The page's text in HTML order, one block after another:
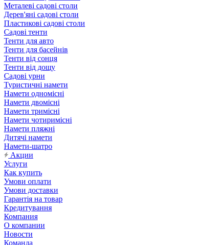
Металеві садові столи
Дерев'яні садові столи
Пластикові садові столи
Садові тенти
Тенти для авто
Тенти для басейнів
Тенти від сонця
Тенти від дощу
Садові урни
Туристичні намети
Намети одномісні
Намети двомісні
Намети тримісні
Намети чотиримісні
Намети пляжні
Дитячі намети
Намети-шатро
Акции
Услуги
Как купить
Умови оплати
Умови доставки
Гарантія на товар
Кредитування
Компания
О компании
Новости
Команда